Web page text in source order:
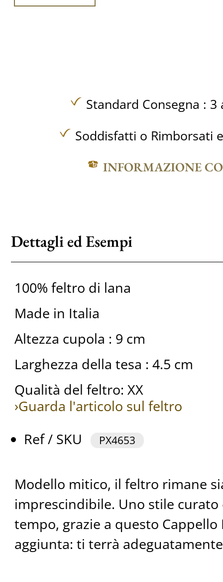
Standard Consegna : 3
Soddisfatti o Rimborsati
INFORMAZIONE
Dettagli ed Esempi
100% feltro di lana
Made in Italia
Altezza cupola : 9 cm
Larghezza della tesa : 4.5 cm
Qualità del feltro: XX
›Guarda l'articolo sul feltro
Ref / SKU
PX4653
Modello mitico, il feltro rimane
imprescindibile. Uno stile curato
tempo, grazie a questo Cappello
aggiunta: ti terrà